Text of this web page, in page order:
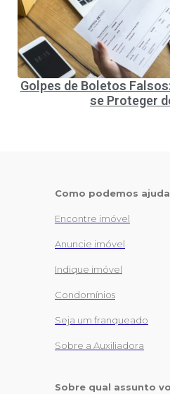
Golpes de Boletos
se Proteger
Como podemos
Encontre imóvel
Anuncie imóvel
Indique imóvel
Condomínios
Seja um franqueado
Sobre a Auxiliadora
Sobre qual assunto